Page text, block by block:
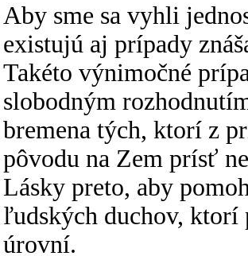
Aby sme sa vyhli
existujú aj prípady
Takéto výnimočné
slobodným
bremena tých, ktorí z
pôvodu na Zem prísť
Lásky preto, aby
ľudských duchov, ktorí
úrovní.